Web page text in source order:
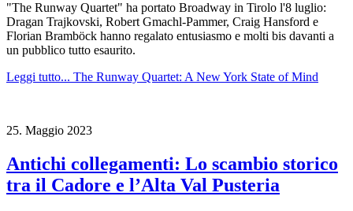
"The Runway Quartet" ha portato Broadway in Tirolo l'8 luglio:
Dragan Trajkovski, Robert Gmachl-Pammer, Craig Hansford e
Florian Bramböck hanno regalato entusiasmo e molti bis davanti a
un pubblico tutto esaurito.
Leggi tutto... The Runway Quartet: A New York State of Mind
25. Maggio 2023
Antichi collegamenti: Lo scambio storico
tra il Cadore e l’Alta Val Pusteria